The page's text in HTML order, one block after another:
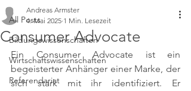
All Posts
Bildungswissenschaften
Wirtschaftswissenschaften
Referendariat
Consumer Advocate
Andreas Armster
4. Mai 2025 1 Min. Lesezeit
Ein Consumer Advocate ist ein
begeisterter Anhänger einer Marke, der
sich stark mit ihr identifiziert. Er